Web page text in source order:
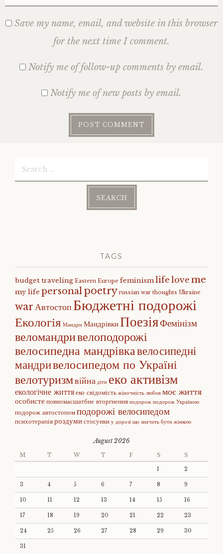
Save my name, email, and website in this browser
for the next time I comment.
Notify me of follow-up comments by email.
Notify me of new posts by email.
TAGS
budget traveling Eastern Europe feminismlife love me
my life personalpoetry russian war thoughts Ukraine
warАвтостопБюджетні подорожі
Екологія Мандри МандрівкиПоезіяФемінізм
веломандривелоподорожі
велосипедна мандрівкавелосипедні
мандривелосипедом по Україні
велотуризмвійна діти еко активізм
екологічне життяеко свідомість жіночність любов моє життя
особисте повномасшатбне вторгнення подорож подорож Україною
подорож автостопомподорожі велосипедом
психотерапіяроздумистосунки у дорозі що значить бути жінкою
August 2026
M T W T F S S
1 2
3 4 5 6 7 8 9
10 11 12 13 14 15 16
17 18 19 20 21 22 23
24 25 26 27 28 29 30
31